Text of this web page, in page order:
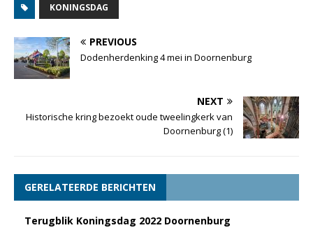
KONINGSDAG
PREVIOUS
Dodenherdenking 4 mei in Doornenburg
NEXT
Historische kring bezoekt oude tweelingkerk van
Doornenburg (1)
GERELATEERDE BERICHTEN
Terugblik Koningsdag 2022 Doornenburg